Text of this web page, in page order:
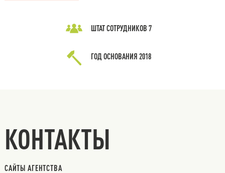
ШТАТ СОТРУДНИКОВ 7
ГОД ОСНОВАНИЯ 2018
КОНТАКТЫ
САЙТЫ АГЕНТСТВА